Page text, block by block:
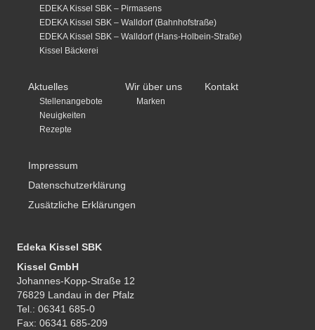
EDEKA Kissel SBK – Pirmasens
EDEKA Kissel SBK – Walldorf (Bahnhofstraße)
EDEKA Kissel SBK – Walldorf (Hans-Holbein-Straße)
Kissel Bäckerei
Aktuelles
Stellenangebote
Neuigkeiten
Rezepte
Wir über uns
Marken
Kontakt
Impressum
Datenschutzerklärung
Zusätzliche Erklärungen
Edeka Kissel SBK
Kissel GmbH
Johannes-Kopp-Straße 12
76829 Landau in der Pfalz
Tel.: 06341 685-0
Fax: 06341 685-209